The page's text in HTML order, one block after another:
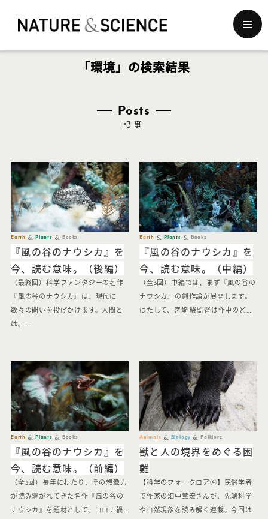
ュ
「環境」の検索結果
Posts
記事
Earth Plants Books
『風の谷のナウシカ』を
今、読む意味。（後編）
（最終回）科学ファンタジーの名作
『風の谷のナウシカ』は、現代に
数々の問いを投げかけます。人間と
は。…
Earth Plants Books
『風の谷のナウシカ』を
今、読む意味。（中編）
（全3回）中編では、まず『風の谷の
ナウシカ』の創作論が展開します。
はたして、宮崎 駿監督は作中のど…
Earth Plants Books
『風の谷のナウシカ』を
今、読む意味。（前編）
（全3回）長年にわたり、その想像力
が読み継がれてきた名作『風の谷の
ナウシカ』を題材として、コロナ禍…
Animals Biology Folklore
獣と人の境界をめぐる困
難
【科学のフォークロア④】民俗学者
で作家の畑中章宏さんが、先端科学
や自然現象を読み解く連載。今回は